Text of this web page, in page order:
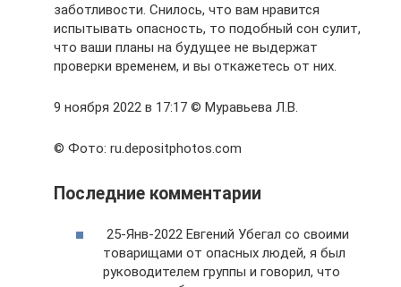
заботливости. Снилось, что вам нравится
испытывать опасность, то подобный сон сулит,
что ваши планы на будущее не выдержат
проверки временем, и вы откажетесь от них.
9 ноября 2022 в 17:17 © Муравьева Л.В.
© Фото: ru.depositphotos.com
Последние комментарии
25-Янв-2022 Евгений Убегал со своими
товарищами от опасных людей, я был
руководителем группы и говорил, что